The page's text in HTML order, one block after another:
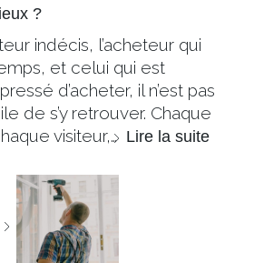
?
indécis, l’acheteur qui
et celui qui est
d’acheter, il n’est pas
de s’y retrouver. Chaque
visiteur,… Lire la suite